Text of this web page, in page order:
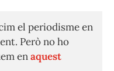
el periodisme en
Però no ho
enaquest